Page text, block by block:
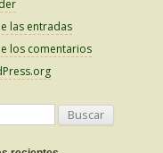
las entradas
los comentarios